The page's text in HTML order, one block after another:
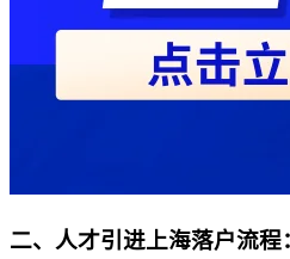
二、人才引进上海落户流程